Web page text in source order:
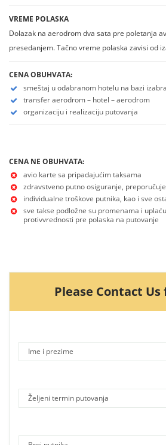
VREME POLASKA
Dolazak na aerodrom dva sata pre poletanja
presedanjem. Tačno vreme polaska zavisi od
CENA OBUHVATA:
smeštaj u odabranom hotelu na bazi
transfer aerodrom – hotel – aerodrom
organizaciju i realizaciju putovanja
CENA NE OBUHVATA:
avio karte sa pripadajućim taksama
zdravstveno putno osiguranje,
individualne troškove putnika, kao i sve
sve takse podložne su promenama i
protivvrednosti pre polaska na putovanje
Please Contact Us